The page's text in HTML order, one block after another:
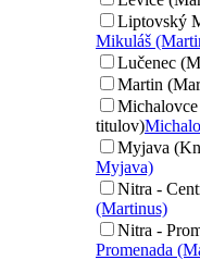
Liptovský
Mikuláš
Lučenec
Martin
titulov)
Myjava
Myjava)
Nitra -
(Martinus)
Nitra -
Promenada